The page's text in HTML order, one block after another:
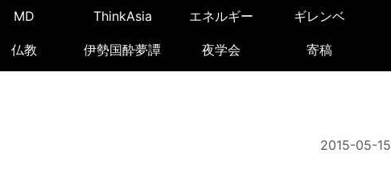
MD ThinkAsia エネルギー ギレンベ
仏教 伊勢国酔夢譚 夜学会 寄稿
2015-05-15